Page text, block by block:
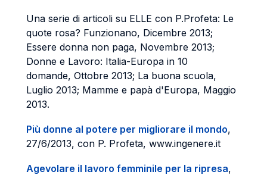
Una serie di articoli su ELLE con P.Profeta: Le
quote rosa? Funzionano, Dicembre 2013;
Essere donna non paga, Novembre 2013;
Donne e Lavoro: Italia-Europa in 10
domande, Ottobre 2013; La buona scuola,
Luglio 2013; Mamme e papà d'Europa, Maggio
2013.
Più donne al potere per migliorare il mondo,
27/6/2013, con P. Profeta, www.ingenere.it
Agevolare il lavoro femminile per la ripresa,